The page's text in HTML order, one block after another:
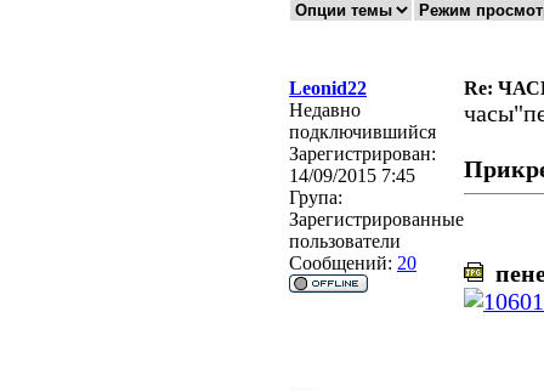
Leonid22
Re:
Недавно
подключившийся
Зарегистрирован:
14/09/2015 7:45
Група:
Зарегистрированные
пользователи
Сообщений: 20